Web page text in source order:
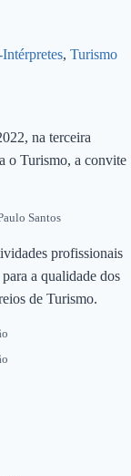
, Turismo
na terceira
o Turismo, a convite
Santos
profissionais
a qualidade dos
de Turismo.